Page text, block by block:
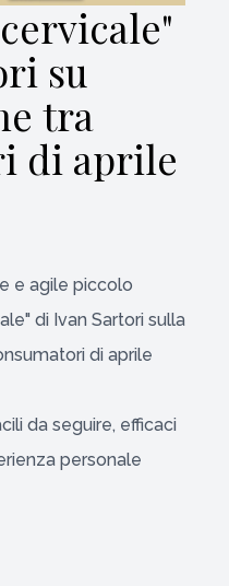
su
tra
di aprile
e agile piccolo
di Ivan Sartori sulla
di aprile
da seguire, efficaci
personale